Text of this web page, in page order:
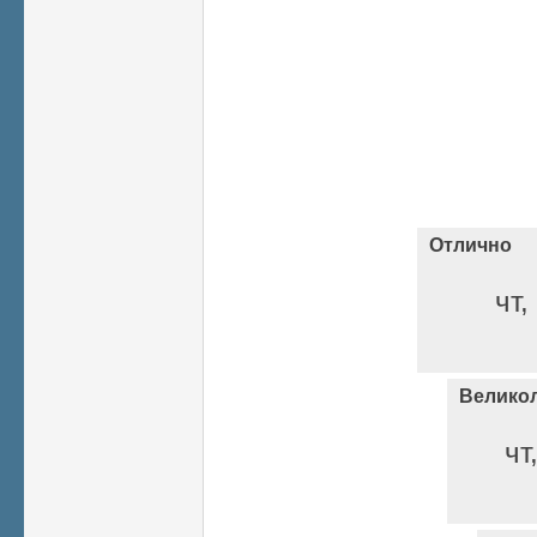
Отлично